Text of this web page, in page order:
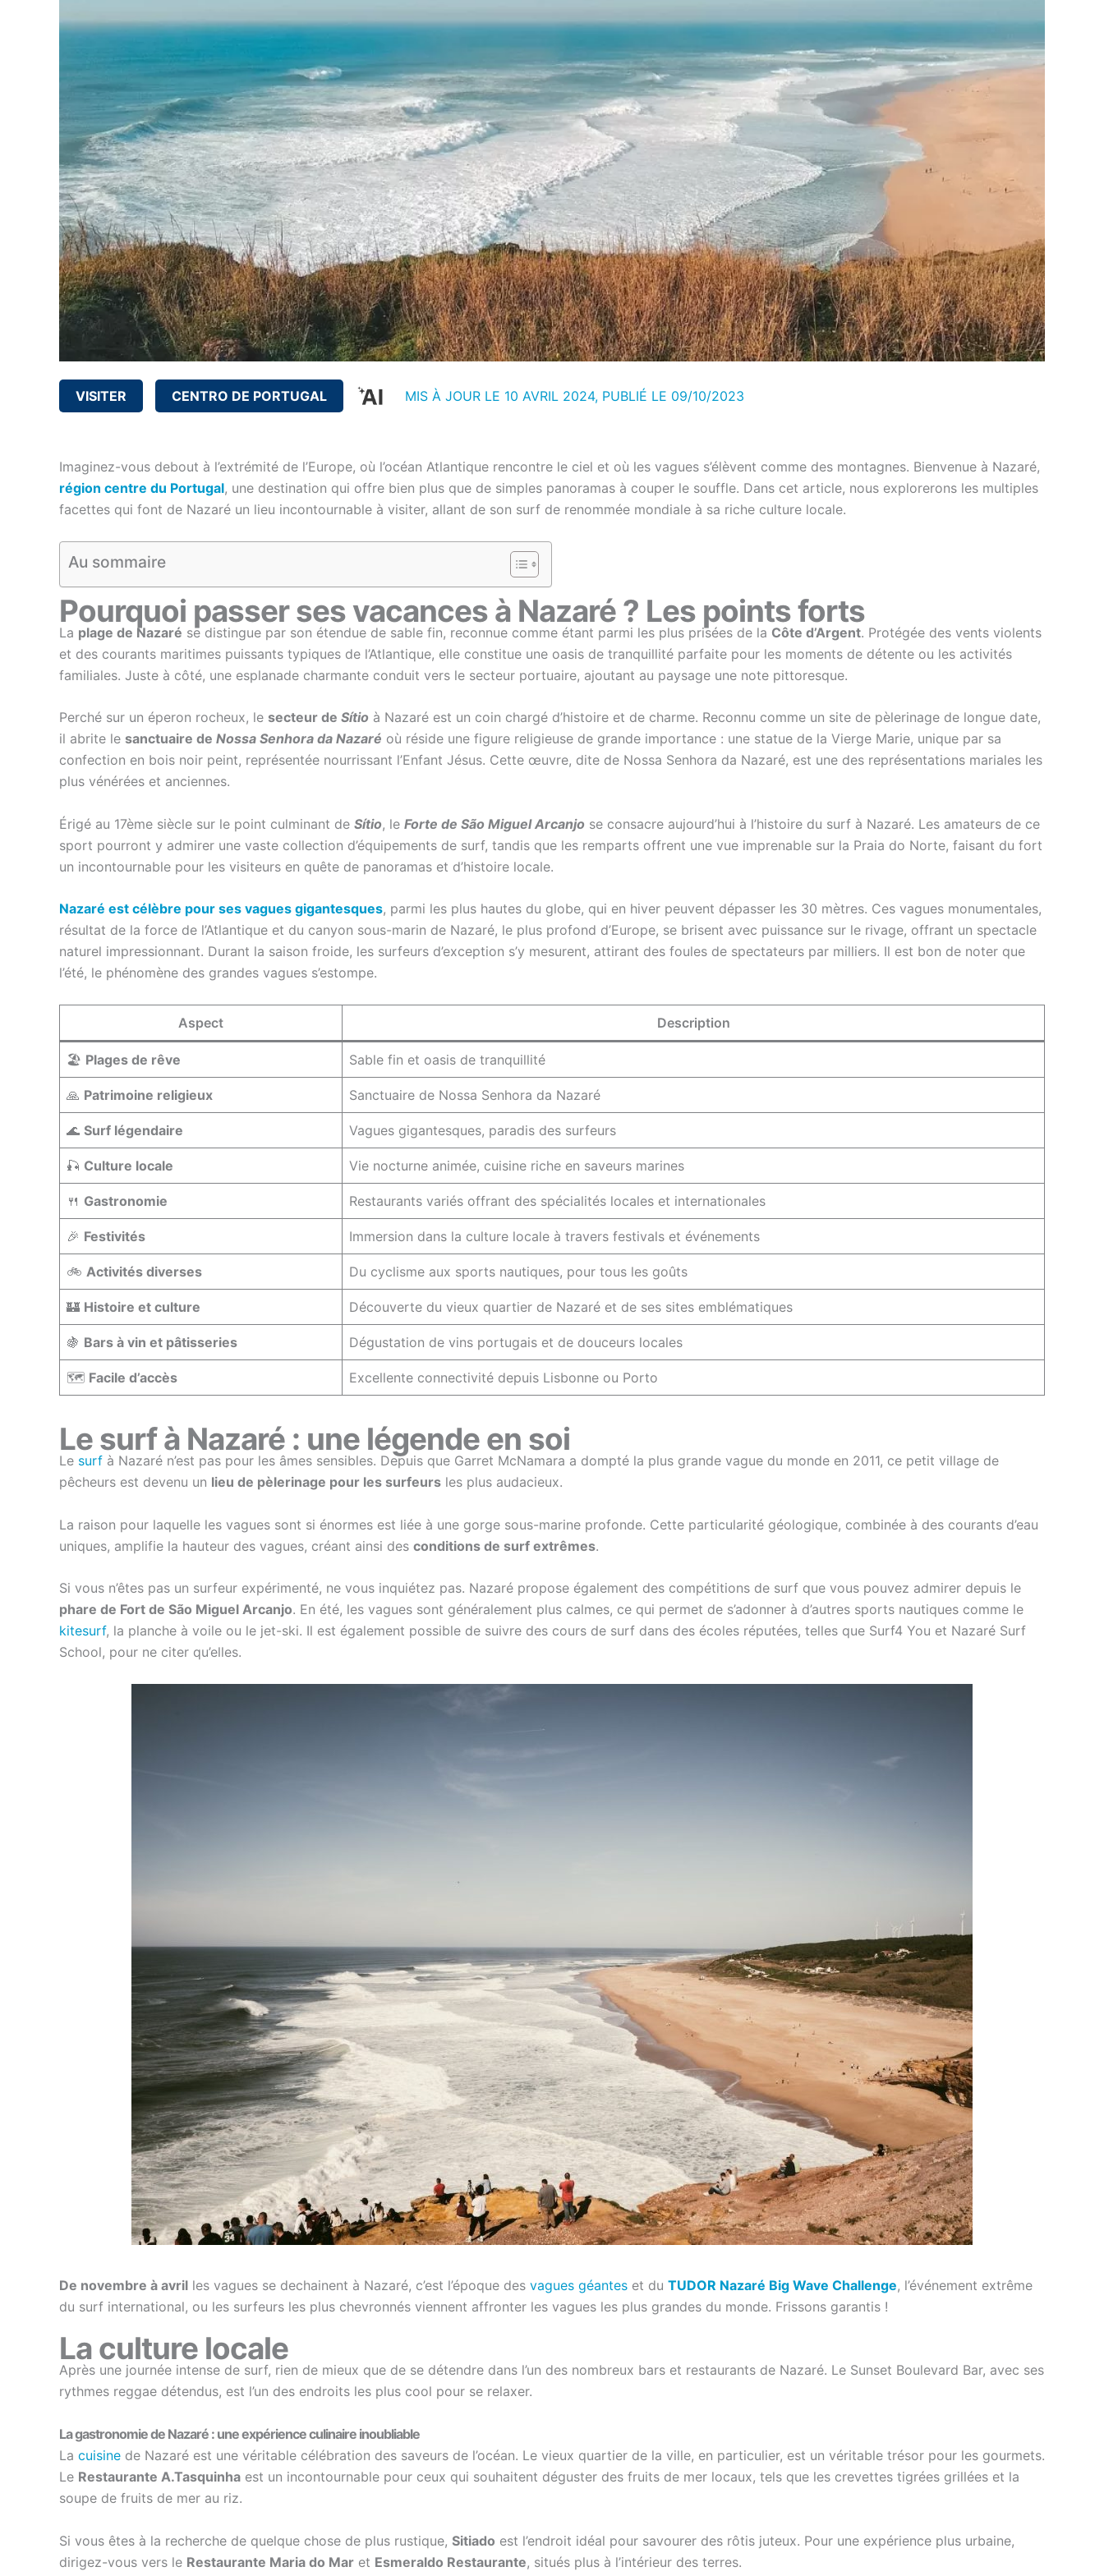
VISITER CENTRO DE PORTUGAL MIS À JOUR LE 10 AVRIL 2024, PUBLIÉ LE 09/10/2023
Imaginez-vous debout à l’extrémité de l’Europe, où l’océan Atlantique rencontre le ciel et où les vagues s’élèvent comme des montagnes. Bienvenue à Nazaré,
région centre du Portugal, une destination qui offre bien plus que de simples panoramas à couper le souffle. Dans cet article, nous explorerons les multiples
facettes qui font de Nazaré un lieu incontournable à visiter, allant de son surf de renommée mondiale à sa riche culture locale.
Au sommaire
Pourquoi passer ses vacances à Nazaré ? Les points forts
La plage de Nazaré se distingue par son étendue de sable fin, reconnue comme étant parmi les plus prisées de la Côte d’Argent. Protégée des vents violents
et des courants maritimes puissants typiques de l’Atlantique, elle constitue une oasis de tranquillité parfaite pour les moments de détente ou les activités
familiales. Juste à côté, une esplanade charmante conduit vers le secteur portuaire, ajoutant au paysage une note pittoresque.
Perché sur un éperon rocheux, le secteur de Sítio à Nazaré est un coin chargé d’histoire et de charme. Reconnu comme un site de pèlerinage de longue date,
il abrite le sanctuaire de Nossa Senhora da Nazaré où réside une figure religieuse de grande importance : une statue de la Vierge Marie, unique par sa
confection en bois noir peint, représentée nourrissant l’Enfant Jésus. Cette œuvre, dite de Nossa Senhora da Nazaré, est une des représentations mariales les
plus vénérées et anciennes.
Érigé au 17ème siècle sur le point culminant de Sítio, le Forte de São Miguel Arcanjo se consacre aujourd’hui à l’histoire du surf à Nazaré. Les amateurs de ce
sport pourront y admirer une vaste collection d’équipements de surf, tandis que les remparts offrent une vue imprenable sur la Praia do Norte, faisant du fort
un incontournable pour les visiteurs en quête de panoramas et d’histoire locale.
Nazaré est célèbre pour ses vagues gigantesques, parmi les plus hautes du globe, qui en hiver peuvent dépasser les 30 mètres. Ces vagues monumentales,
résultat de la force de l’Atlantique et du canyon sous-marin de Nazaré, le plus profond d’Europe, se brisent avec puissance sur le rivage, offrant un spectacle
naturel impressionnant. Durant la saison froide, les surfeurs d’exception s’y mesurent, attirant des foules de spectateurs par milliers. Il est bon de noter que
l’été, le phénomène des grandes vagues s’estompe.
Aspect Description
🏖️ Plages de rêve Sable fin et oasis de tranquillité
🙏 Patrimoine religieux Sanctuaire de Nossa Senhora da Nazaré
🌊 Surf légendaire Vagues gigantesques, paradis des surfeurs
🎣 Culture locale Vie nocturne animée, cuisine riche en saveurs marines
🍴 Gastronomie Restaurants variés offrant des spécialités locales et internationales
🎉 Festivités Immersion dans la culture locale à travers festivals et événements
🚲 Activités diverses Du cyclisme aux sports nautiques, pour tous les goûts
🏰 Histoire et culture Découverte du vieux quartier de Nazaré et de ses sites emblématiques
🍇 Bars à vin et pâtisseries Dégustation de vins portugais et de douceurs locales
🗺️ Facile d’accès Excellente connectivité depuis Lisbonne ou Porto
Le surf à Nazaré : une légende en soi
Le surf à Nazaré n’est pas pour les âmes sensibles. Depuis que Garret McNamara a dompté la plus grande vague du monde en 2011, ce petit village de
pêcheurs est devenu un lieu de pèlerinage pour les surfeurs les plus audacieux.
La raison pour laquelle les vagues sont si énormes est liée à une gorge sous-marine profonde. Cette particularité géologique, combinée à des courants d’eau
uniques, amplifie la hauteur des vagues, créant ainsi des conditions de surf extrêmes.
Si vous n’êtes pas un surfeur expérimenté, ne vous inquiétez pas. Nazaré propose également des compétitions de surf que vous pouvez admirer depuis le
phare de Fort de São Miguel Arcanjo. En été, les vagues sont généralement plus calmes, ce qui permet de s’adonner à d’autres sports nautiques comme le
kitesurf, la planche à voile ou le jet-ski. Il est également possible de suivre des cours de surf dans des écoles réputées, telles que Surf4 You et Nazaré Surf
School, pour ne citer qu’elles.
De novembre à avril les vagues se dechainent à Nazaré, c’est l’époque des vagues géantes et du TUDOR Nazaré Big Wave Challenge, l’événement extrême
du surf international, ou les surfeurs les plus chevronnés viennent affronter les vagues les plus grandes du monde. Frissons garantis !
La culture locale
Après une journée intense de surf, rien de mieux que de se détendre dans l’un des nombreux bars et restaurants de Nazaré. Le Sunset Boulevard Bar, avec ses
rythmes reggae détendus, est l’un des endroits les plus cool pour se relaxer.
La gastronomie de Nazaré : une expérience culinaire inoubliable
La cuisine de Nazaré est une véritable célébration des saveurs de l’océan. Le vieux quartier de la ville, en particulier, est un véritable trésor pour les gourmets.
Le Restaurante A.Tasquinha est un incontournable pour ceux qui souhaitent déguster des fruits de mer locaux, tels que les crevettes tigrées grillées et la
soupe de fruits de mer au riz.
Si vous êtes à la recherche de quelque chose de plus rustique, Sitiado est l’endroit idéal pour savourer des rôtis juteux. Pour une expérience plus urbaine,
dirigez-vous vers le Restaurante Maria do Mar et Esmeraldo Restaurante, situés plus à l’intérieur des terres.